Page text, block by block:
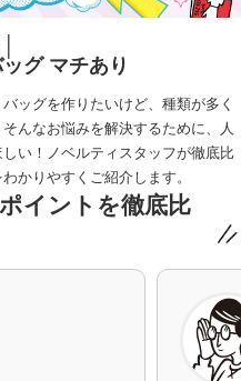
グ マチあり
ッグを作りたいけど、種類が多く
んなお悩みを解決するために、人
い！ノベルティスタッフが徹底比
かりやすくご紹介します。
イントを徹底比